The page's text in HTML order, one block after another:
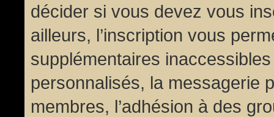
décider si vous devez vous
ailleurs, l’inscription vous
supplémentaires
personnalisés, la messagerie
membres, l’adhésion à des